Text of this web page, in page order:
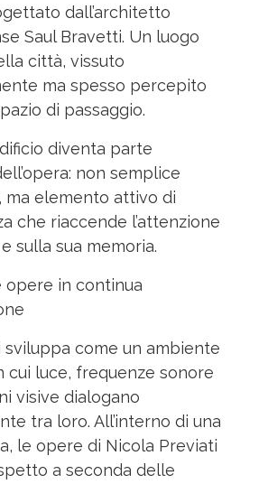
dall’architetto
Saul Bravetti. Un luogo
città, vissuto
ma spesso percepito
di passaggio.
diventa parte
non semplice
elemento attivo di
che riaccende l’attenzione
sulla sua memoria.
opere in continua
sviluppa come un ambiente
cui luce, frequenze sonore
visive dialogano
tra loro. All’interno di una
le opere di Nicola Previati
a seconda delle